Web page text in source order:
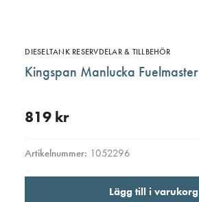
DIESELTANK RESERVDELAR & TILLBEHÖR
Kingspan Manlucka Fuelmaster
819 kr
Artikelnummer: 1052296
Lägg till i varukorg